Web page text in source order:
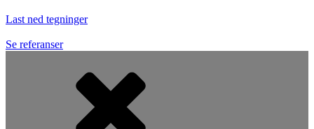
Last ned tegninger
Se referanser